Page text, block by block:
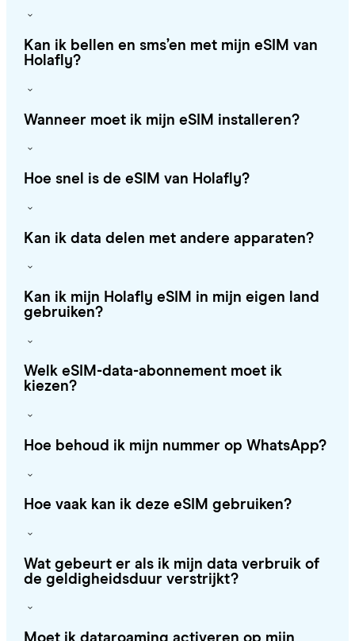
Kan ik bellen en sms’en met mijn eSIM van
Holafly?
Wanneer moet ik mijn eSIM installeren?
Hoe snel is de eSIM van Holafly?
Kan ik data delen met andere apparaten?
Kan ik mijn Holafly eSIM in mijn eigen land
gebruiken?
Welk eSIM-data-abonnement moet ik
kiezen?
Hoe behoud ik mijn nummer op WhatsApp?
Hoe vaak kan ik deze eSIM gebruiken?
Wat gebeurt er als ik mijn data verbruik of
de geldigheidsduur verstrijkt?